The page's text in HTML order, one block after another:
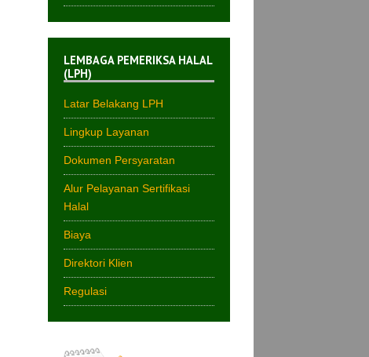
LEMBAGA PEMERIKSA HALAL
(LPH)
Latar Belakang LPH
Lingkup Layanan
Dokumen Persyaratan
Alur Pelayanan Sertifikasi
Halal
Biaya
Direktori Klien
Regulasi